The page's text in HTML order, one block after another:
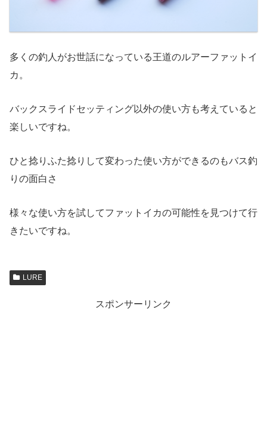
多くの釣人がお世話になっている王道のルアーファットイ
カ。
バックスライドセッティング以外の使い方も考えていると
楽しいですね。
ひと捻りふた捻りして変わった使い方ができるのもバス釣
りの面白さ
様々な使い方を試してファットイカの可能性を見つけて行
きたいですね。
LURE
スポンサーリンク